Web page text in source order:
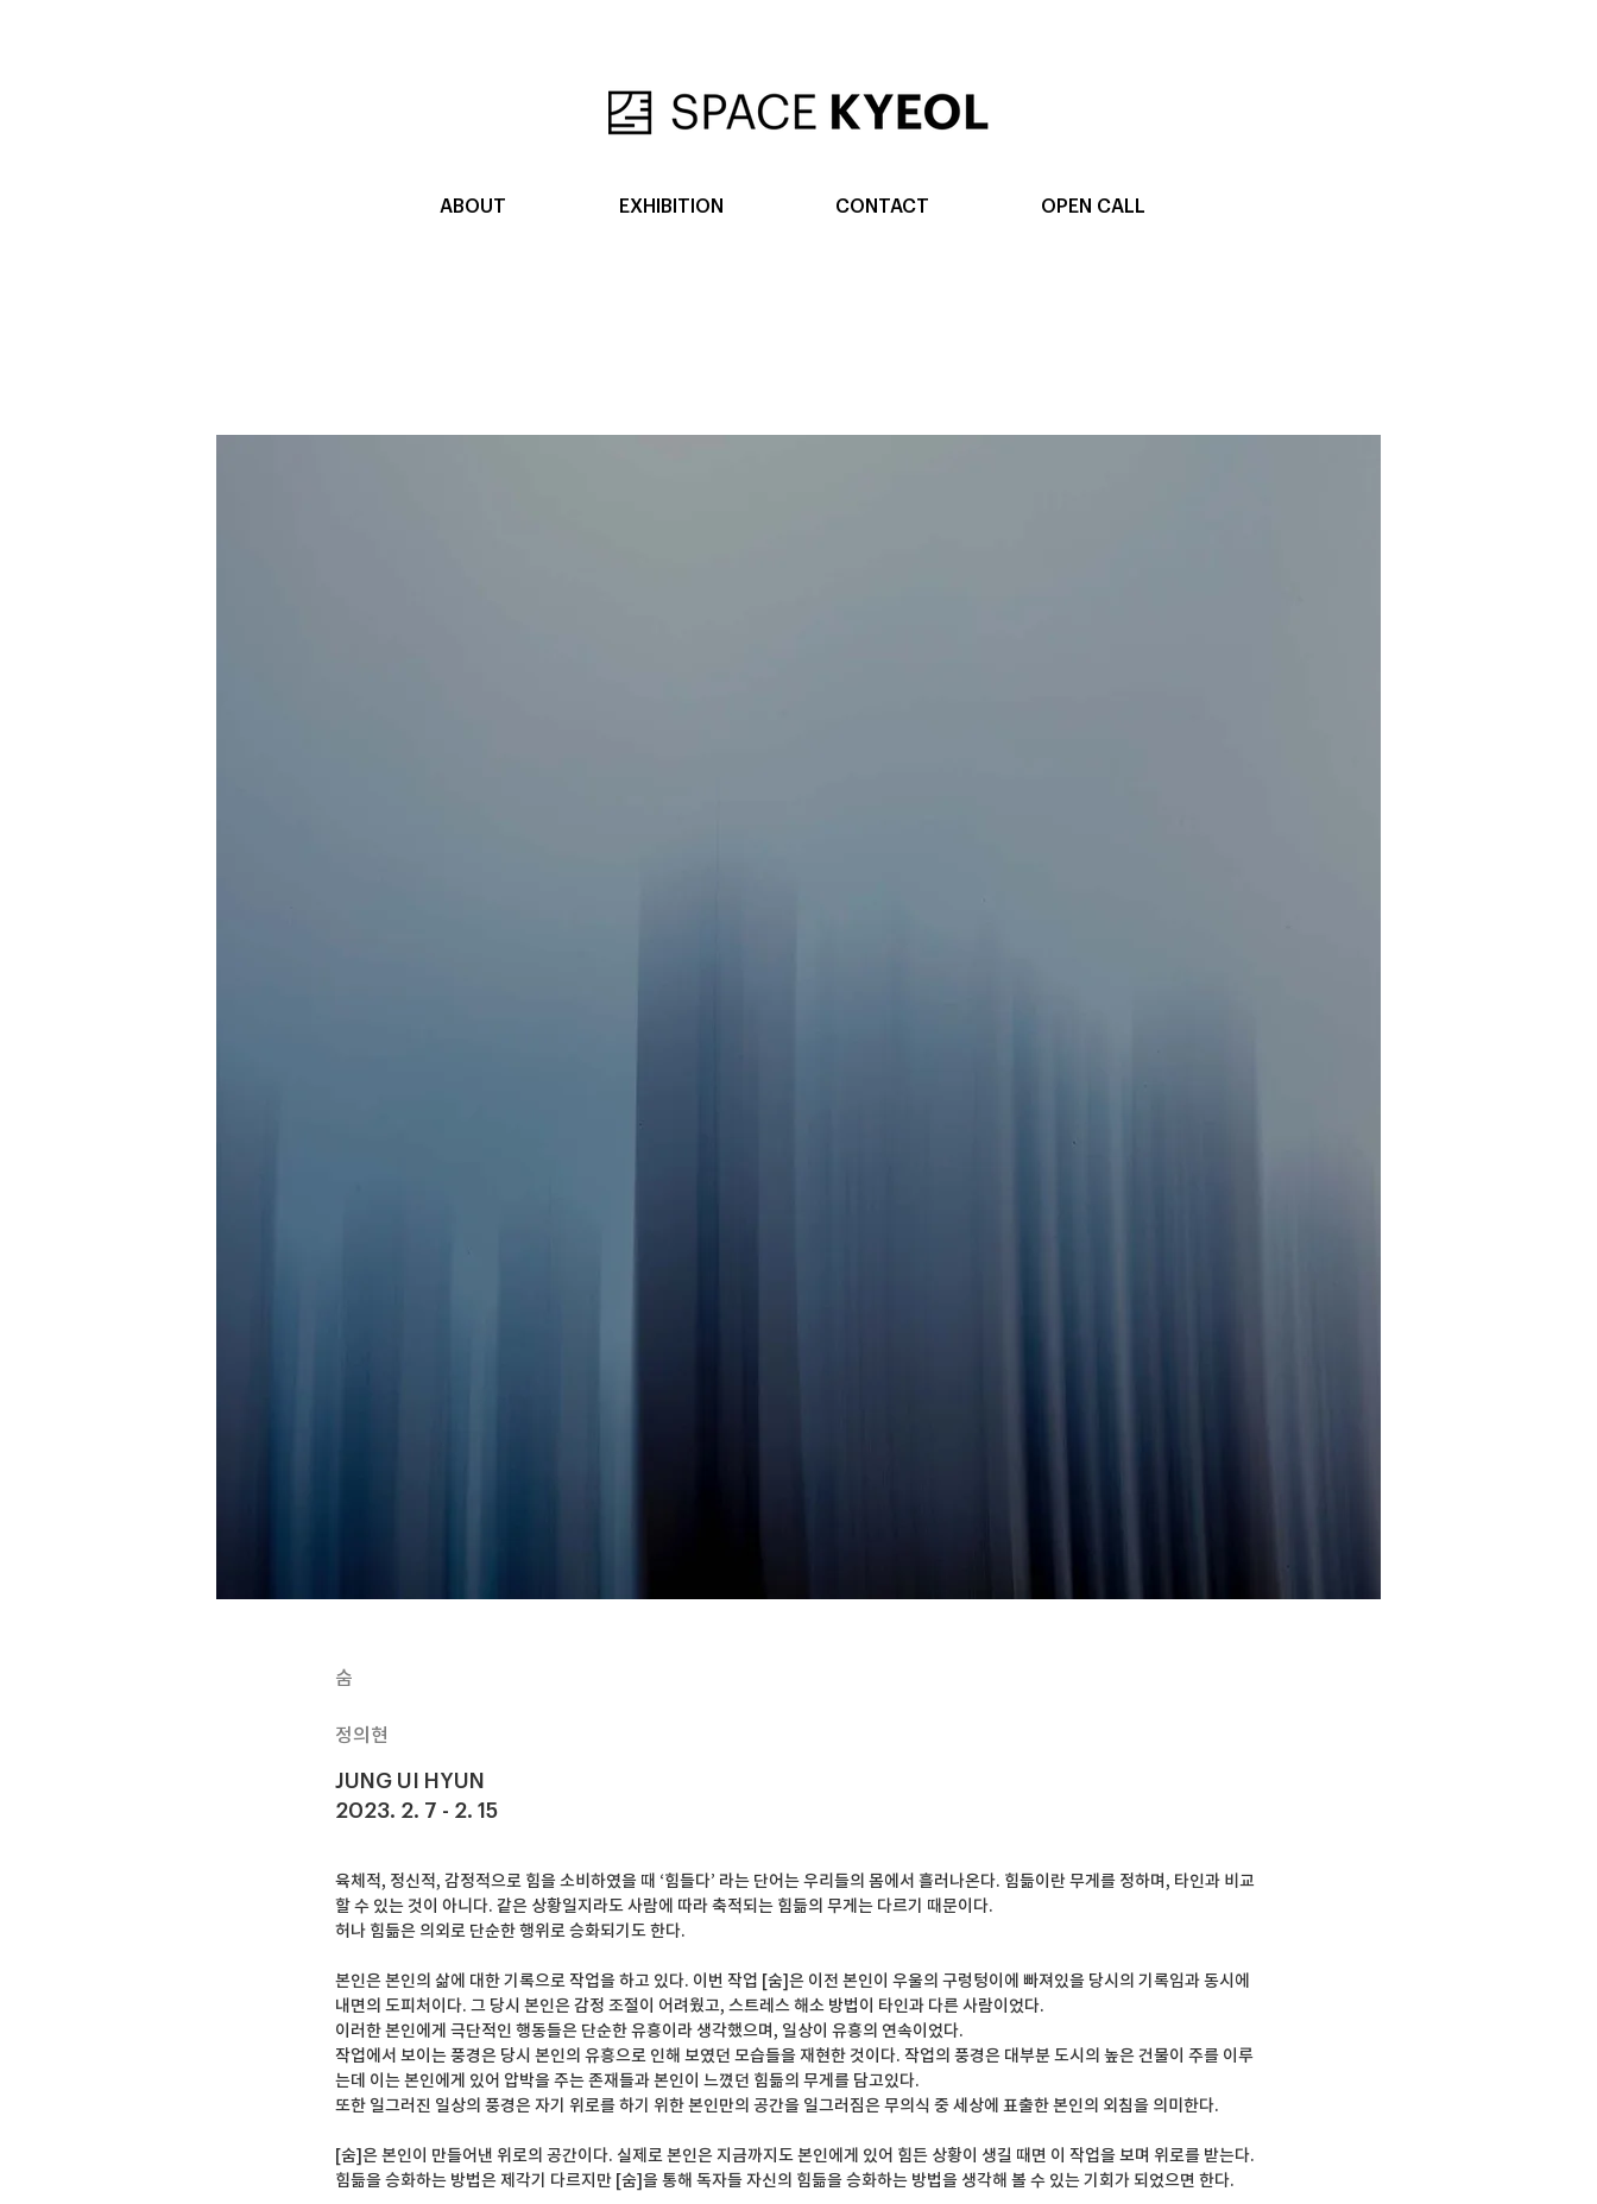
숨
정의현
JUNG UI HYUN
2023. 2. 7 - 2. 15
육체적, 정신적, 감정적으로 힘을 소비하였을 때 ‘힘들다’ 라는 단어는 우리들의 몸에서 흘러나온다. 힘듦이란 무게를 정하며, 타인과 비교
할 수 있는 것이 아니다. 같은 상황일지라도 사람에 따라 축적되는 힘듦의 무게는 다르기 때문이다.
허나 힘듦은 의외로 단순한 행위로 승화되기도 한다.
본인은 본인의 삶에 대한 기록으로 작업을 하고 있다. 이번 작업 [숨]은 이전 본인이 우울의 구렁텅이에 빠져있을 당시의 기록임과 동시에
내면의 도피처이다. 그 당시 본인은 감정 조절이 어려웠고, 스트레스 해소 방법이 타인과 다른 사람이었다.
이러한 본인에게 극단적인 행동들은 단순한 유흥이라 생각했으며, 일상이 유흥의 연속이었다.
작업에서 보이는 풍경은 당시 본인의 유흥으로 인해 보였던 모습들을 재현한 것이다. 작업의 풍경은 대부분 도시의 높은 건물이 주를 이루
는데 이는 본인에게 있어 압박을 주는 존재들과 본인이 느꼈던 힘듦의 무게를 담고있다.
또한 일그러진 일상의 풍경은 자기 위로를 하기 위한 본인만의 공간을 일그러짐은 무의식 중 세상에 표출한 본인의 외침을 의미한다.
[숨]은 본인이 만들어낸 위로의 공간이다. 실제로 본인은 지금까지도 본인에게 있어 힘든 상황이 생길 때면 이 작업을 보며 위로를 받는다.
힘듦을 승화하는 방법은 제각기 다르지만 [숨]을 통해 독자들 자신의 힘듦을 승화하는 방법을 생각해 볼 수 있는 기회가 되었으면 한다.
ABOUT EXHIBITION CONTACT OPEN CALL